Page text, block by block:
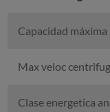
Capacidad máxima
Max veloc
Clase energetica